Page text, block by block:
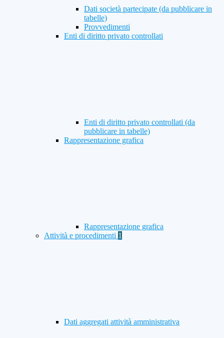
Dati società partecipate (da pubblicare in
tabelle)
Provvedimenti
Enti di diritto privato controllati
Enti di diritto privato controllati (da
pubblicare in tabelle)
Rappresentazione grafica
Rappresentazione grafica
Attività e procedimenti 1
Dati aggregati attività amministrativa